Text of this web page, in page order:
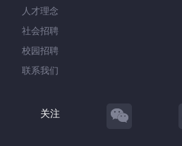
人才理念
社会招聘
校园招聘
联系我们
关注